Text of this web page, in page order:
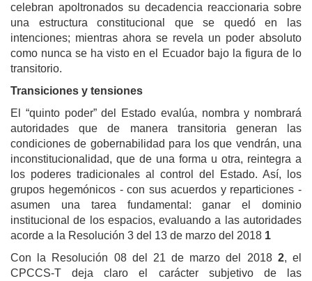
celebran apoltronados su decadencia reaccionaria sobre
una estructura constitucional que se quedó en las
intenciones; mientras ahora se revela un poder absoluto
como nunca se ha visto en el Ecuador bajo la figura de lo
transitorio.
Transiciones y tensiones
El “quinto poder” del Estado evalúa, nombra y nombrará
autoridades que de manera transitoria generan las
condiciones de gobernabilidad para los que vendrán, una
inconstitucionalidad, que de una forma u otra, reintegra a
los poderes tradicionales al control del Estado. Así, los
grupos hegemónicos - con sus acuerdos y reparticiones -
asumen una tarea fundamental: ganar el dominio
institucional de los espacios, evaluando a las autoridades
acorde a la Resolución 3 del 13 de marzo del 2018 1
Con la Resolución 08 del 21 de marzo del 2018 2, el
CPCCS-T deja claro el carácter subjetivo de las